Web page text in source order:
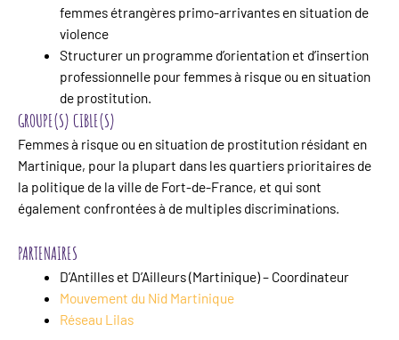
femmes étrangères primo-arrivantes en situation de
violence
Structurer un programme d’orientation et d’insertion
professionnelle pour femmes à risque ou en situation
de prostitution.
GROUPE(S) CIBLE(S)
Femmes à risque ou en situation de prostitution résidant en
Martinique, pour la plupart dans les quartiers prioritaires de
la politique de la ville de Fort-de-France, et qui sont
également confrontées à de multiples discriminations.
PARTENAIRES
D’Antilles et D’Ailleurs (Martinique) – Coordinateur
Mouvement du Nid Martinique
Réseau Lilas